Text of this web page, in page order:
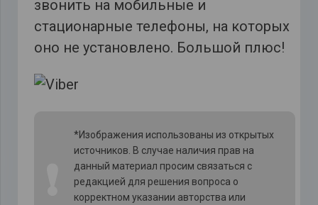
звонить на мобильные и
стационарные телефоны, на которых
оно не установлено. Большой плюс!
*Изображения использованы из открытых
источников. В случае наличия прав на
данный материал просим связаться с
редакцией для решения вопроса о
корректном указании авторства или